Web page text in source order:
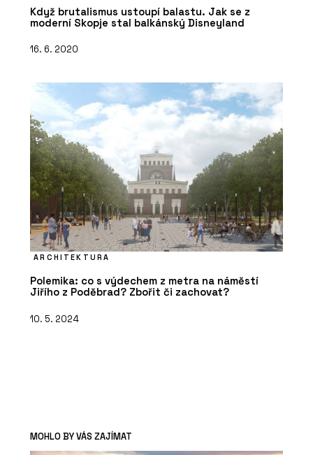
Když brutalismus ustoupí balastu. Jak se z
moderní Skopje stal balkánský Disneyland
16. 6. 2020
ARCHITEKTURA
Polemika: co s výdechem z metra na náměstí
Jiřího z Poděbrad? Zbořit či zachovat?
10. 5. 2024
MOHLO BY VÁS ZAJÍMAT